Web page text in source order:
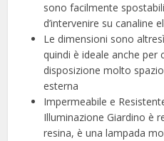
sono facilmente
d’intervenire su canaline
Le dimensioni sono
quindi è ideale anche
disposizione molto
esterna
Impermeabile e
Illuminazione Giardino è
resina, è una lampada